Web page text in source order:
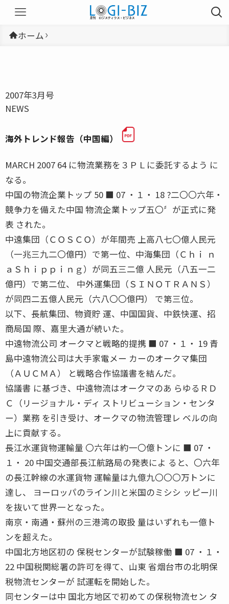
ホーム
2007年3月号
NEWS
海外トレンド報告（中国編）
MARCH 2007 64 に物流業務を３ＰＬに委託するよう に
なる。
中国の物流企業トップ 50 ■ 07 ・１・ 18 ?二〇〇六年・
競争力を備えた中国 物流企業トップ五〇〞が正式に発
表 された。
中遠集団（ＣＯＳＣＯ）が年間売 上高八七〇億人民元
（一兆三九二〇億円）で第一位、中海集団（Ｃｈｉ ｎ
ａＳｈｉｐｐｉｎｇ）が同五三二億 人民元（八五一二
億円）で第二位、 中外運集団（ＳＩＮＯＴＲＡＮＳ）
が同四二五億人民元（六八〇〇億円） で第三位。
以下、長航集団、物資貯 運、中国国貨、中鉄快運、招
商局国 際、嘉里大通が続いた。
中遠物流公司 オークマと戦略的提携 ■ 07 ・１・ 19 青
島中遠物流公司は大手家電メー カーのオークマ集団
（ＡＵＣＭＡ） と戦略合作協議書を結んだ。
協議書 に基づき、中遠物流はオークマのあ らゆるＲＤ
Ｃ（リージョナル・ディ ストリビューション・センタ
ー）業務 を引き受け、オークマの物流管理レ ベルの向
上に貢献する。
長江水運貨物運輸量 〇六年は約一〇億トンに ■ 07 ・
１・ 20 中国交通部長江航路局の発表によ ると、〇六年
の長江幹線の水運貨物 運輸量は九億九〇〇〇万トンに
達し、 ヨーロッパのライン川と米国のミシシ ッピー川
を抜いて世界一となった。
南京・南通・蘇州の三港湾の取扱 量はいずれも一億ト
ンを超えた。
中国北方地区初の 保税センターが試験稼働 ■ 07 ・１・
22 中国税関総署の許可を得て、山東 省烟台市の北明保
税物流センターが 試運転を開始した。
同センターは中 国北方地区で初めての保税物流セン タ